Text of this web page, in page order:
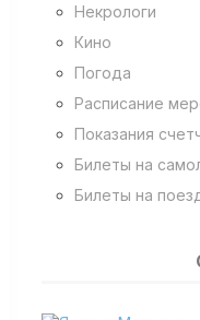
Некрологи
Кино
Погода
Расписание
Показания
Билеты на
Билеты на